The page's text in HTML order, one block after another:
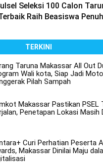
Seleksi 100 Calon
Raih Beasiswa Penuh
TERKINI
Taruna Makassar All Out
Wali kota, Siap Jadi
Pilah Sampah
Makassar Pastikan PSEL
Penetapan Lokasi Masih
Curi Perhatian Peserta
Makassar Dinilai Maju